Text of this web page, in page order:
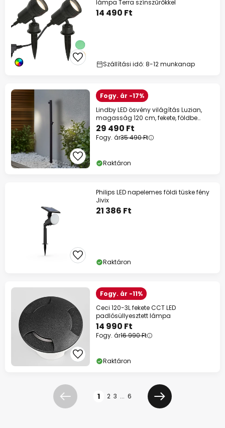
lámpa Terra színszűrőkkel
14 490 Ft
Szállítási idő: 8-12 munkanap
Fogy. ár -17%
Lindby LED ösvény világítás Luzian,
magasság 120 cm, fekete, földbe
szúrható
29 490 Ft
Fogy. ár35 490 Ft
Raktáron
Philips LED napelemes földi tüske fény
Jivix
21 386 Ft
Raktáron
Fogy. ár -11%
Ceci 120-3L fekete CCT LED
padlósüllyesztett lámpa
14 990 Ft
Fogy. ár16 990 Ft
Raktáron
Előző 1 2 3 ... 6
Következő